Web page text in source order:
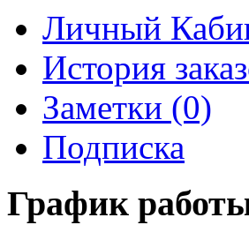
Личный
История
Заметки (0)
Подписка
График